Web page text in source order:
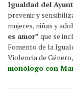
Igualdad del
prevenir y
mujeres, niñas y
es amor” que se
Fomento de la
Violencia de
monólogo con